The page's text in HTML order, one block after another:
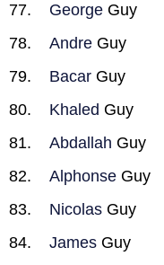
George Guy
Andre Guy
Bacar Guy
Khaled Guy
Abdallah Guy
Alphonse Guy
Nicolas Guy
James Guy